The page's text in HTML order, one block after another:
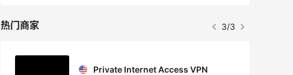
热门商家 3/3
Private Internet Access VPN